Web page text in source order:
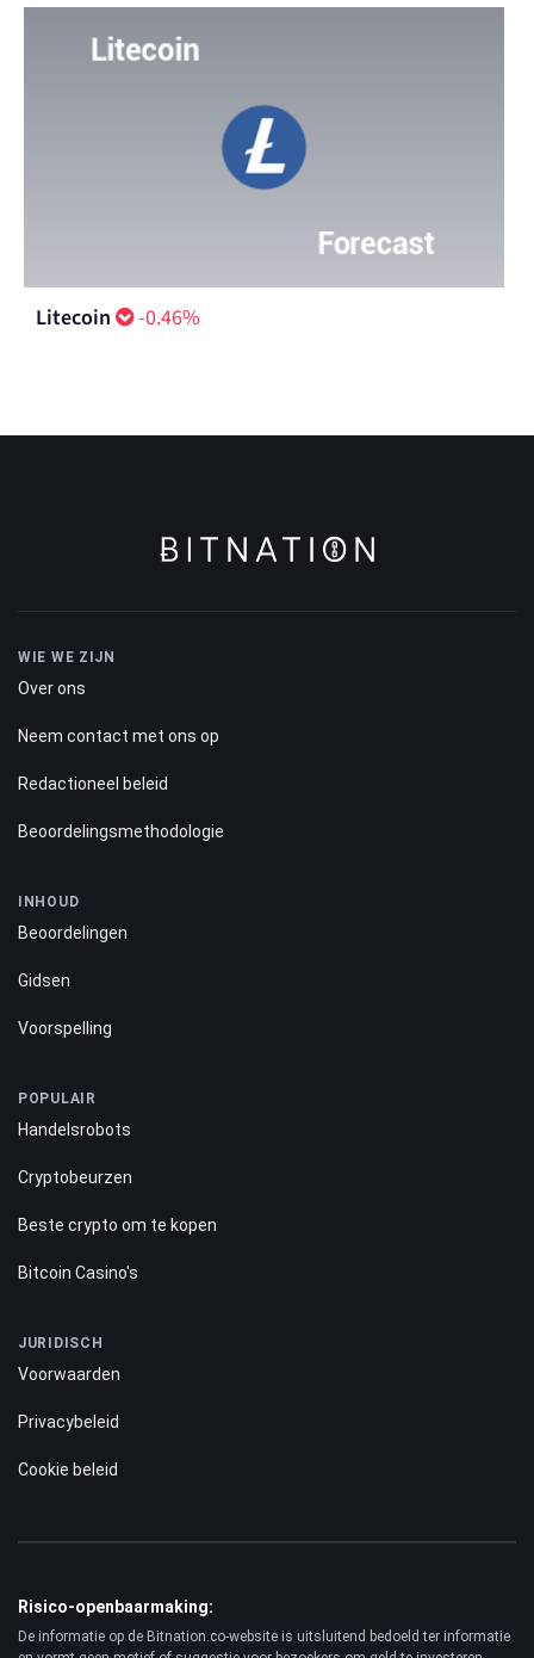
Litecoin -0.46%
WIE WE ZIJN
Over ons
Neem contact met ons op
Redactioneel beleid
Beoordelingsmethodologie
INHOUD
Beoordelingen
Gidsen
Voorspelling
POPULAIR
Handelsrobots
Cryptobeurzen
Beste crypto om te kopen
Bitcoin Casino's
JURIDISCH
Voorwaarden
Privacybeleid
Cookie beleid
Risico-openbaarmaking:
De informatie op de Bitnation.co-website is uitsluitend bedoeld ter informatie